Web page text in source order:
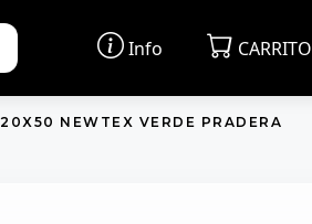
Info CARRITO
NEWTEX VERDE PRADERA